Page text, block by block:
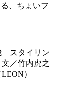
、ちょいフ
スタイリン
／竹内虎之
）